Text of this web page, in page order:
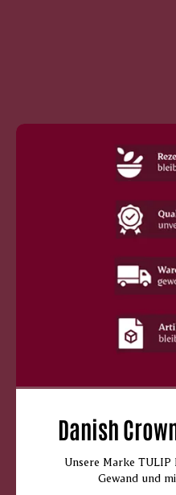
Danish
Unsere Marke TULIP
Gewand und